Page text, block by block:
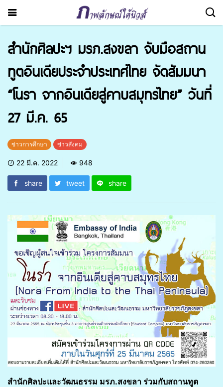
สำนักศิลปะฯ มรภ.สงขลา จับมือสถาน
ทูตอินเดียประจำประเทศไทย จัดสัมมนา
“โนรา จากอินเดียสู่คาบสมุทรไทย” วันที่
27 มี.ค. 65
ข่าวการศึกษา ข่าวสังคม
22 มี.ค. 2022 948
share tweet share
สำนักศิลปะและวัฒนธรรม มรภ.สงขลา ร่วมกับสถานทูต